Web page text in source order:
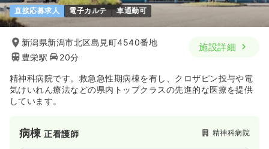
直接応募求人 電子カルテ 車通勤可
新潟県新潟市北区島見町4540番地
豊栄駅
20分
施設詳細
精神科病院です。救急急性期病棟を有し、クロザピン投与や電
気けいれん療法などの県内トップクラスの先進的な医療を提供
しています。
病棟正看護師 精神科病院